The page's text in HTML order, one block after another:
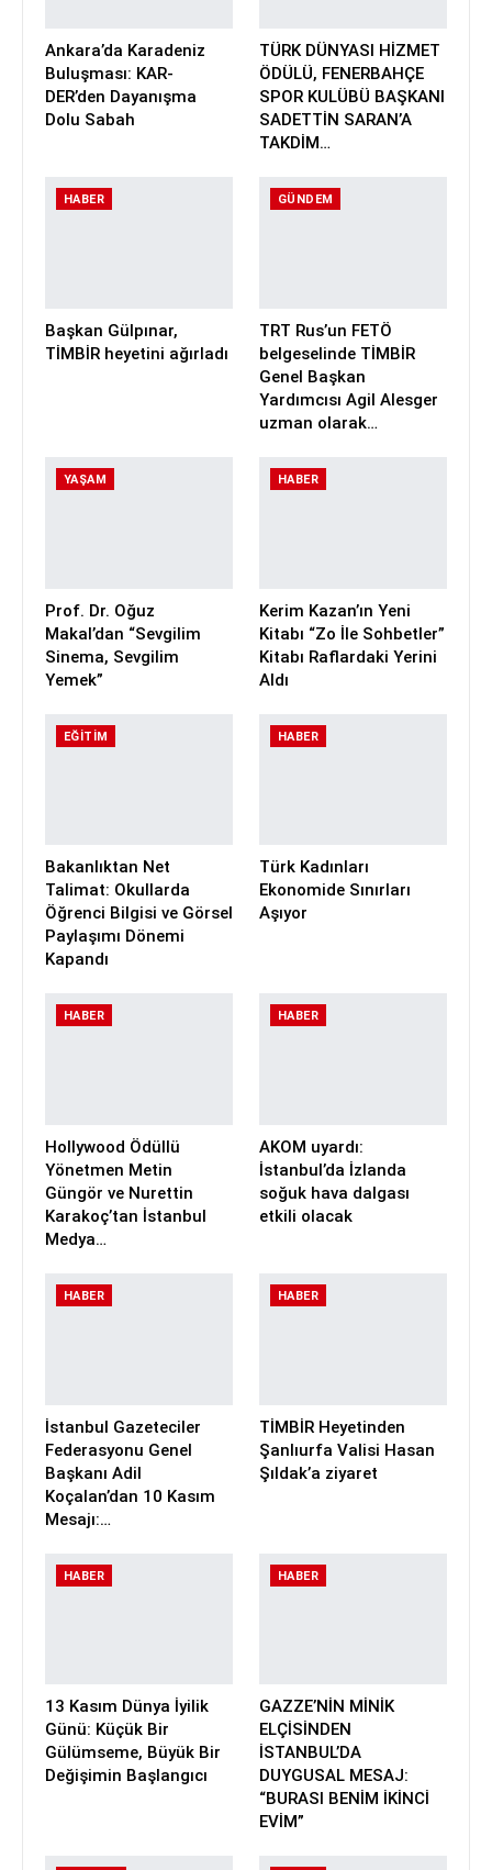
Ankara’da Karadeniz
Buluşması: KAR-
DER’den Dayanışma
Dolu Sabah
TÜRK DÜNYASI HİZMET
ÖDÜLÜ, FENERBAHÇE
SPOR KULÜBÜ BAŞKANI
SADETTİN SARAN’A
TAKDİM…
HABER
Başkan Gülpınar,
TİMBİR heyetini ağırladı
GÜNDEM
TRT Rus’un FETÖ
belgeselinde TİMBİR
Genel Başkan
Yardımcısı Agil Alesger
uzman olarak…
YAŞAM
Prof. Dr. Oğuz
Makal’dan “Sevgilim
Sinema, Sevgilim
Yemek”
HABER
Kerim Kazan’ın Yeni
Kitabı “Zo İle Sohbetler”
Kitabı Raflardaki Yerini
Aldı
EĞITIM
Bakanlıktan Net
Talimat: Okullarda
Öğrenci Bilgisi ve Görsel
Paylaşımı Dönemi
Kapandı
HABER
Türk Kadınları
Ekonomide Sınırları
Aşıyor
HABER
Hollywood Ödüllü
Yönetmen Metin
Güngör ve Nurettin
Karakoç’tan İstanbul
Medya…
HABER
AKOM uyardı:
İstanbul’da İzlanda
soğuk hava dalgası
etkili olacak
HABER
İstanbul Gazeteciler
Federasyonu Genel
Başkanı Adil
Koçalan’dan 10 Kasım
Mesajı:…
HABER
TİMBİR Heyetinden
Şanlıurfa Valisi Hasan
Şıldak’a ziyaret
HABER
13 Kasım Dünya İyilik
Günü: Küçük Bir
Gülümseme, Büyük Bir
Değişimin Başlangıcı
HABER
GAZZE’NİN MİNİK
ELÇİSİNDEN
İSTANBUL’DA
DUYGUSAL MESAJ:
“BURASI BENİM İKİNCİ
EVİM”